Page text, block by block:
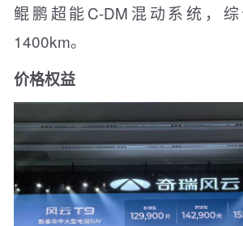
鲲鹏超能C-DM混动系统，
1400km。
价格权益